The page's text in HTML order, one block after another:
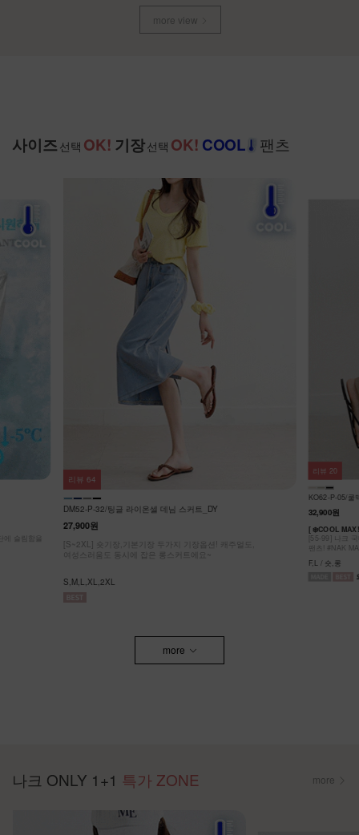
more view
사이즈 선택 OK! 기장선택 OK! COOL 팬츠
DM52-P-32/팅글 라이온셀 데님 스커트_DY
27,900원
[S~2XL] 숏기장,기본기장 두가지 기장옵션! 캐주얼도,
여성스러움도 동시에 잡은 롱스커트에요~
S,M,L,XL,2XL
리뷰 64
KO62-P-05/쿨
32,900원
[ ❄️COOL
[55-99] 나크
팬츠! #NAK
F,L / 숏,롱
리뷰 20
more
나크 ONLY 1+1 특가 ZONE more